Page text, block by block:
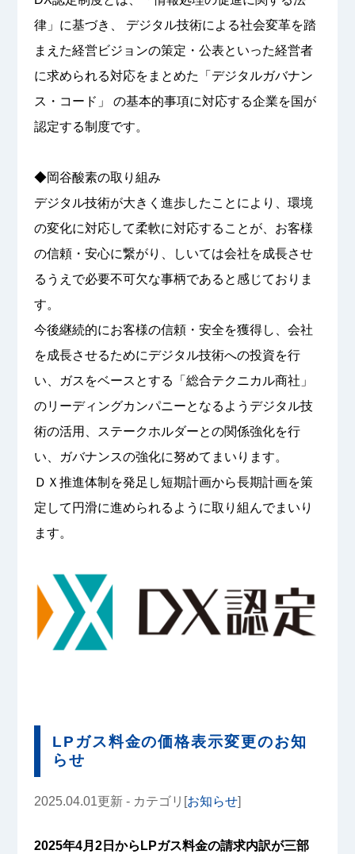
律」に基づき、 デジタル技術による社会変革を踏
まえた経営ビジョンの策定・公表といった経営者
に求められる対応をまとめた「デジタルガバナン
ス・コード」 の基本的事項に対応する企業を国が
認定する制度です。
◆岡谷酸素の取り組み
デジタル技術が大きく進歩したことにより、環境
の変化に対応して柔軟に対応することが、お客様
の信頼・安心に繋がり、しいては会社を成長させ
るうえで必要不可欠な事柄であると感じておりま
す。
今後継続的にお客様の信頼・安全を獲得し、会社
を成長させるためにデジタル技術への投資を行
い、ガスをベースとする「総合テクニカル商社」
のリーディングカンパニーとなるようデジタル技
術の活用、ステークホルダーとの関係強化を行
い、ガバナンスの強化に努めてまいります。
ＤＸ推進体制を発足し短期計画から長期計画を策
定して円滑に進められるように取り組んでまいり
ます。
LPガス料金の価格表示変更のお知
らせ
2025.04.01更新 - カテゴリ[お知らせ]
2025年4月2日からLPガス料金の請求内訳が三部